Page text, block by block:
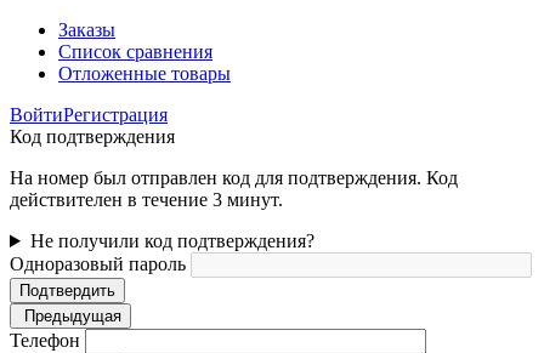
Заказы
Список сравнения
Отложенные товары
ВойтиРегистрация
Код подтверждения
На номер был отправлен код для подтверждения. Код
действителен в течение 3 минут.
Не получили код подтверждения?
Одноразовый пароль
Подтвердить
Предыдущая
Телефон